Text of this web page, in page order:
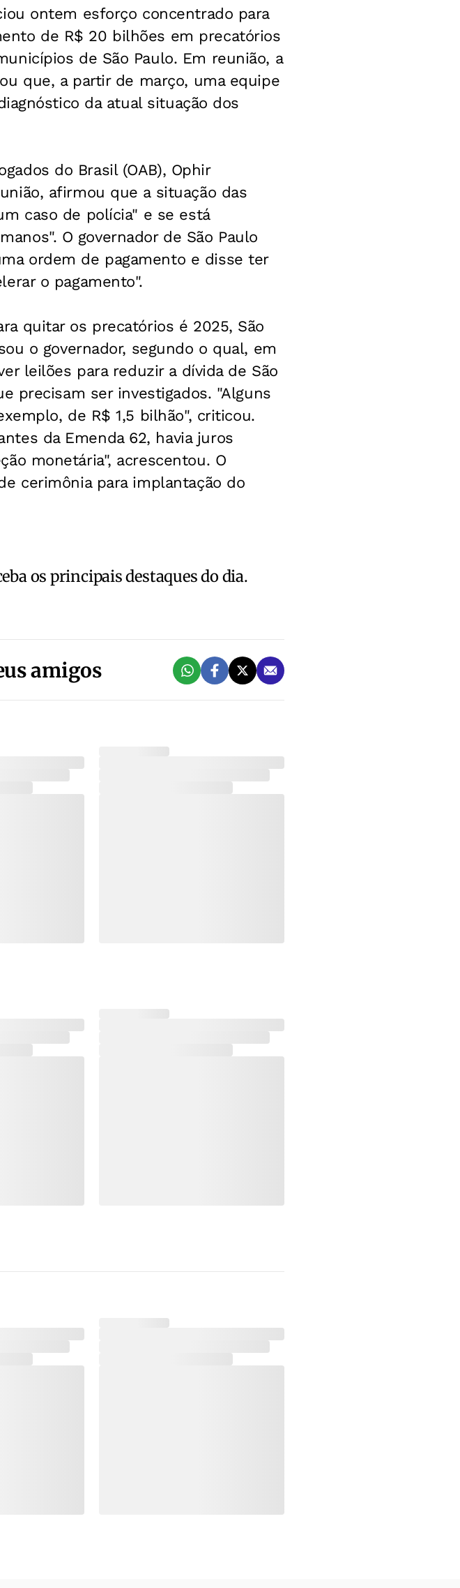
ontem esforço concentrado para
de R$ 20 bilhões em precatórios
de São Paulo. Em reunião, a
que, a partir de março, uma equipe
da atual situação dos
do Brasil (OAB), Ophir
afirmou que a situação das
caso de polícia" e se está
O governador de São Paulo
ordem de pagamento e disse ter
o pagamento".
quitar os precatórios é 2025, São
o governador, segundo o qual, em
leilões para reduzir a dívida de São
precisam ser investigados. "Alguns
de R$ 1,5 bilhão", criticou.
da Emenda 62, havia juros
monetária", acrescentou. O
cerimônia para implantação do
os principais destaques do dia.
amigos